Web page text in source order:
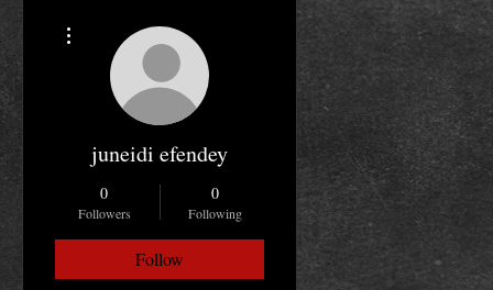
juneidi efendey
0
Followers
0
Following
Follow